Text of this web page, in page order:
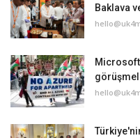
Baklava